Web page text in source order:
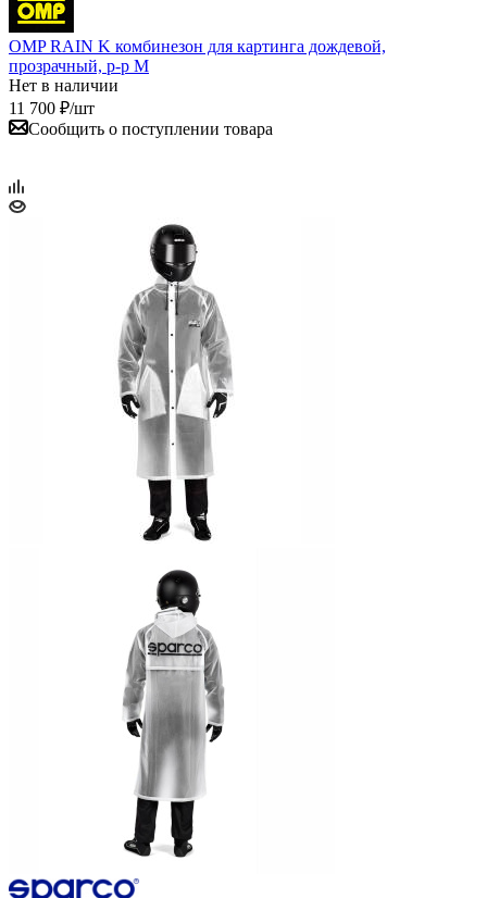
OMP RAIN K комбинезон для картинга дождевой,
прозрачный, р-р M
Нет в наличии
11 700 ₽/шт
Сообщить о поступлении товара